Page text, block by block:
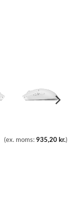
(ex. moms:935,20kr.)